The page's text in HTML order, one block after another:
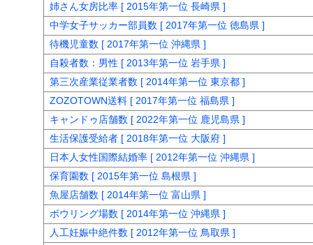
姉さん女房比率 [ 2015年第一位 長崎県 ]
中学女子サッカー部員数 [ 2017年第一位 徳島県 ]
待機児童数 [ 2017年第一位 沖縄県 ]
自殺者数：男性 [ 2013年第一位 岩手県 ]
第三次産業従業者数 [ 2014年第一位 東京都 ]
ZOZOTOWN送料 [ 2017年第一位 福島県 ]
キャンドゥ店舗数 [ 2022年第一位 鹿児島県 ]
生活保護受給者 [ 2018年第一位 大阪府 ]
日本人女性国際結婚率 [ 2012年第一位 沖縄県 ]
保育園数 [ 2015年第一位 島根県 ]
魚屋店舗数 [ 2014年第一位 富山県 ]
ボウリング場数 [ 2014年第一位 沖縄県 ]
人工妊娠中絶件数 [ 2012年第一位 鳥取県 ]